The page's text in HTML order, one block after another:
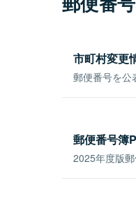
市町村変更
郵便番号を公
郵便番号簿
2025年度版